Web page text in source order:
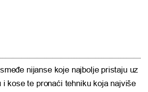
nijanse koje najbolje pristaju uz
i kose te pronaći tehniku koja najviše